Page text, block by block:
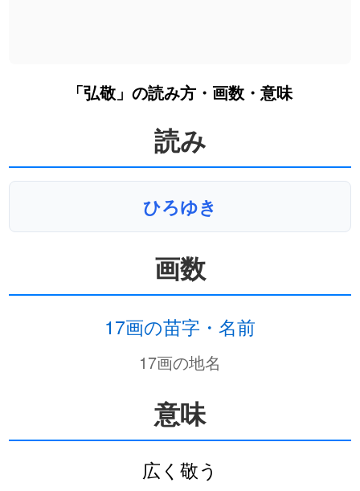
「弘敬」の読み方・画数・意味
読み
ひろゆき
画数
17画の苗字・名前
17画の地名
意味
広く敬う